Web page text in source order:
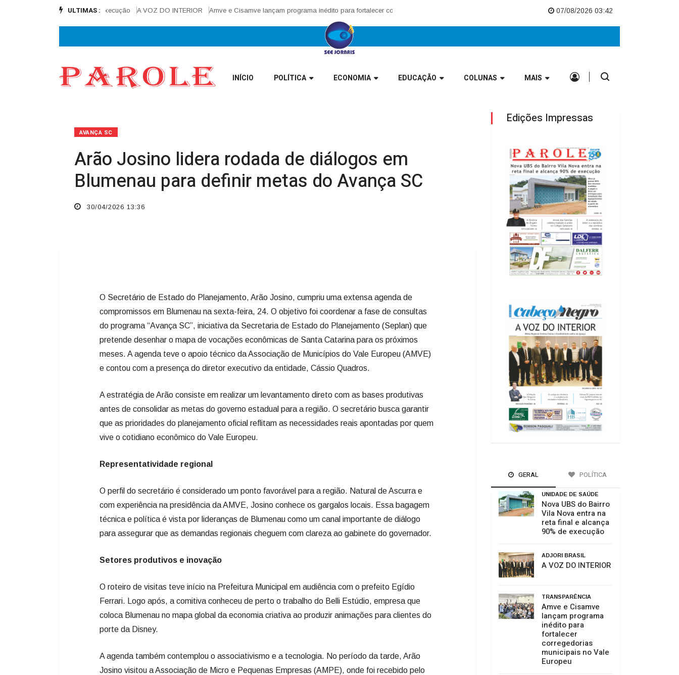
ULTIMAS :
final e alcança 90% de execução A VOZ DO INTERIOR Amve e Cisamve lançam programa inédito para fortalecer corregedorias municipais no Vale Europeu Nova UBS do Bairro Vila Nova entra na reta final e
07/08/2026 03:42
INÍCIO POLÍTICA ECONOMIA EDUCAÇÃO COLUNAS MAIS
AVANÇA SC
Arão Josino lidera rodada de diálogos em
Blumenau para definir metas do Avança SC
30/04/2026 13:36
O Secretário de Estado do Planejamento, Arão Josino, cumpriu uma extensa agenda de
compromissos em Blumenau na sexta-feira, 24. O objetivo foi coordenar a fase de consultas
do programa “Avança SC”, iniciativa da Secretaria de Estado do Planejamento (Seplan) que
pretende desenhar o mapa de vocações econômicas de Santa Catarina para os próximos
meses. A agenda teve o apoio técnico da Associação de Municípios do Vale Europeu (AMVE)
e contou com a presença do diretor executivo da entidade, Cássio Quadros.
A estratégia de Arão consiste em realizar um levantamento direto com as bases produtivas
antes de consolidar as metas do governo estadual para a região. O secretário busca garantir
que as prioridades do planejamento oficial reflitam as necessidades reais apontadas por quem
vive o cotidiano econômico do Vale Europeu.
Representatividade regional
O perfil do secretário é considerado um ponto favorável para a região. Natural de Ascurra e
com experiência na presidência da AMVE, Josino conhece os gargalos locais. Essa bagagem
técnica e política é vista por lideranças de Blumenau como um canal importante de diálogo
para assegurar que as demandas regionais cheguem com clareza ao gabinete do governador.
Setores produtivos e inovação
O roteiro de visitas teve início na Prefeitura Municipal em audiência com o prefeito Egídio
Ferrari. Logo após, a comitiva conheceu de perto o trabalho do Belli Estúdio, empresa que
coloca Blumenau no mapa global da economia criativa ao produzir animações para clientes do
porte da Disney.
A agenda também contemplou o associativismo e a tecnologia. No período da tarde, Arão
Josino visitou a Associação de Micro e Pequenas Empresas (AMPE), onde foi recebido pelo
Edições Impressas
GERAL POLÍTICA
UNIDADE DE SAÚDE
Nova UBS do Bairro
Vila Nova entra na
reta final e alcança
90% de execução
ADJORI BRASIL
A VOZ DO INTERIOR
TRANSPARÊNCIA
Amve e Cisamve
lançam programa
inédito para
fortalecer
corregedorias
municipais no Vale
Europeu